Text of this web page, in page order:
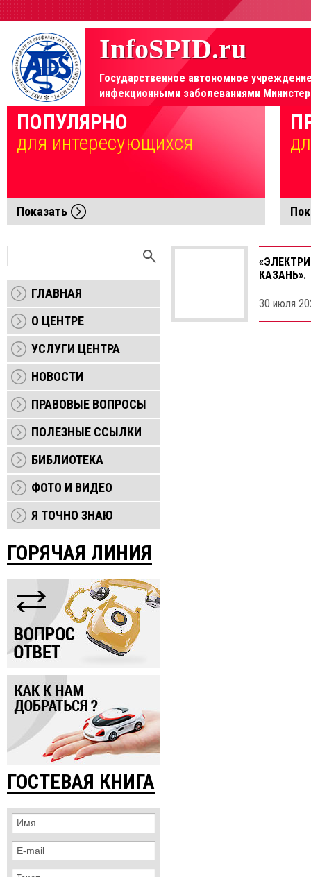
InfoSPID.ru
Государственное автономное
инфекционными заболеваниями
Элемент не найден!
ПОПУЛЯРНО
для интересующихся
Показать
ГЛАВНАЯ
О ЦЕНТРЕ
УСЛУГИ ЦЕНТРА
НОВОСТИ
ПРАВОВЫЕ ВОПРОСЫ
ПОЛЕЗНЫЕ ССЫЛКИ
БИБЛИОТЕКА
ФОТО И ВИДЕО
Я ТОЧНО ЗНАЮ
ГОРЯЧАЯ ЛИНИЯ
ГОСТЕВАЯ КНИГА
КАЗАНЬ».
30 июля